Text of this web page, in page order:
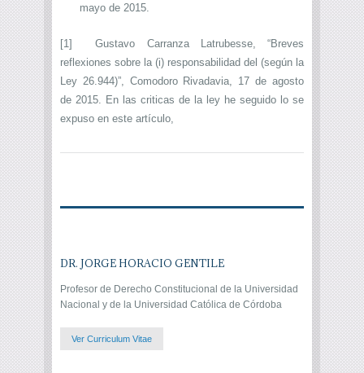
mayo de 2015.
[1]
Gustavo Carranza Latrubesse, “Breves
reflexiones sobre la (i) responsabilidad del (según la
Ley 26.944)”, Comodoro Rivadavia, 17 de agosto
de 2015. En las criticas de la ley he seguido lo se
expuso en este artículo,
DR. JORGE HORACIO GENTILE
Profesor de Derecho Constitucional de la Universidad
Nacional y de la Universidad Católica de Córdoba
Ver Curriculum Vitae